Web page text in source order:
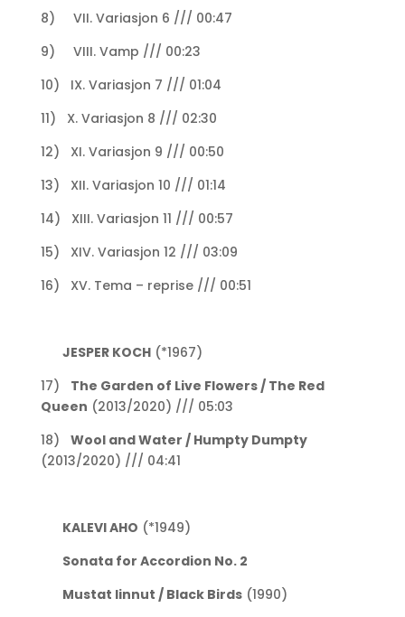
8) VII. Variasjon 6 /// 00:47
9) VIII. Vamp /// 00:23
10) IX. Variasjon 7 /// 01:04
11) X. Variasjon 8 /// 02:30
12) XI. Variasjon 9 /// 00:50
13) XII. Variasjon 10 /// 01:14
14) XIII. Variasjon 11 /// 00:57
15) XIV. Variasjon 12 /// 03:09
16) XV. Tema – reprise /// 00:51
JESPER KOCH(*1967)
17) The Garden of Live Flowers / The Red
Queen (2013/2020) /// 05:03
18) Wool and Water / Humpty Dumpty
(2013/2020) /// 04:41
KALEVI AHO (*1949)
Sonata for Accordion No. 2
Mustat linnut / Black Birds(1990)